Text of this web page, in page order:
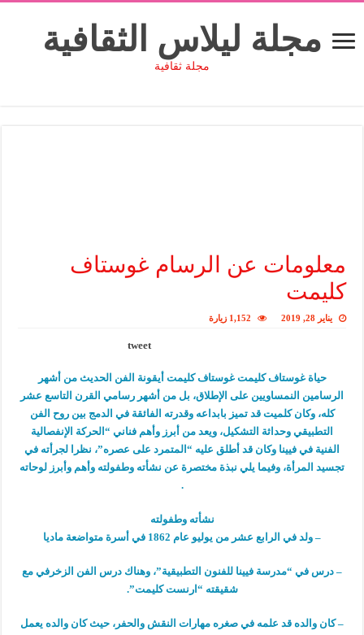
مجلة ليلاس الثقافية
مجلة ثقافية
معلومات عن الرسام غوستاف
كليمت
يناير 28, 2019 1,152 زيارة
tweet
حياة غوستاف كليمت غوستاف كليمت أيقونة الفن الحديث من أشهر
الرسامين النمساويين على الإطلاق، بل من أشهر رسامي القرن التاسع عشر
كله، وكان كلميت قد تميز بابداعه وقدرته الفائقة في الدمج بين روح الفن
التطبيقي وحداثة التشكيل، ويعد من أبرز وأهم فناني “الحركة الإنفصالية
الفنية في فيينا وكان قد أطلق عليه “المتمرد على عصره”، نظرا لجرأته في
تجسيد المرأة، وفيما يلي نبذة مختصرة عن نشأته وطفولته وأهم وأبرز لوحاته
.
نشأته وطفولته
– ولد في الرابع عشر من يوليو عام 1862 في أسرة متواضعة ماديا
– درس في “مدرسة فيينا للفنون التطبيقية”، وهناك درس الفن الزخرفي مع
شقيقته “ارنست كليمت”.
– كان والده قد علمه في صغره مهارات النقش والحفر، حيث كان والده يعمل